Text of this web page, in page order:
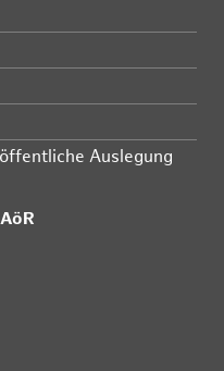
Auslegung